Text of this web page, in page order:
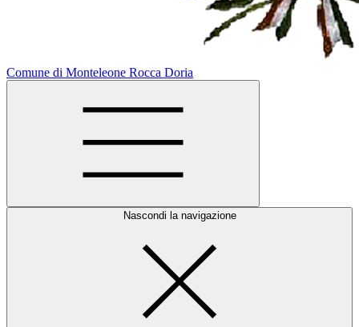
Comune di Monteleone Rocca Doria
Nascondi la navigazione